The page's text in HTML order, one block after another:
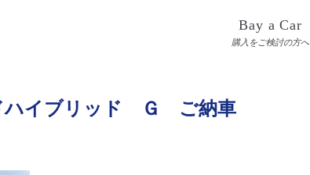
Bay a Car
購入をご検討の方へ
ハイブリッド Ｇ ご納車